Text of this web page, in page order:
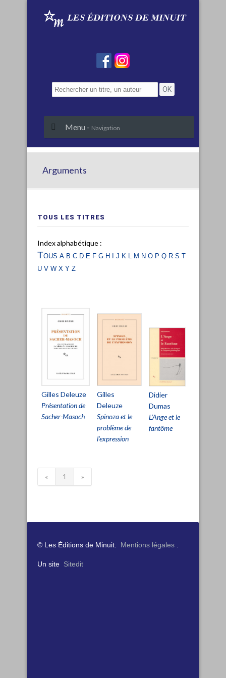
Menu - Navigation
Arguments
TOUS LES TITRES
Index alphabétique :
Tous a b c d e fg h i j k l m no p q rs t
uvwx yz
Gilles Deleuze
Présentation de
Sacher-Masoch
Gilles
Deleuze
Spinoza et le
problème de
l’expression
Didier
Dumas
L’Ange et le
fantôme
« 1 »
© Les Éditions de Minuit. Mentions légales
Un site Sitedit